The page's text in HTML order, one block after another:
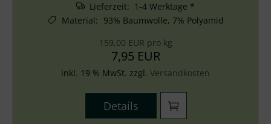
Lieferzeit: 1-4 Werktage *
Material: 93% Baumwolle, 7% Polyamid
159,00 EUR pro kg
7,95 EUR
inkl. 19 % MwSt. zzgl. Versandkosten
Details